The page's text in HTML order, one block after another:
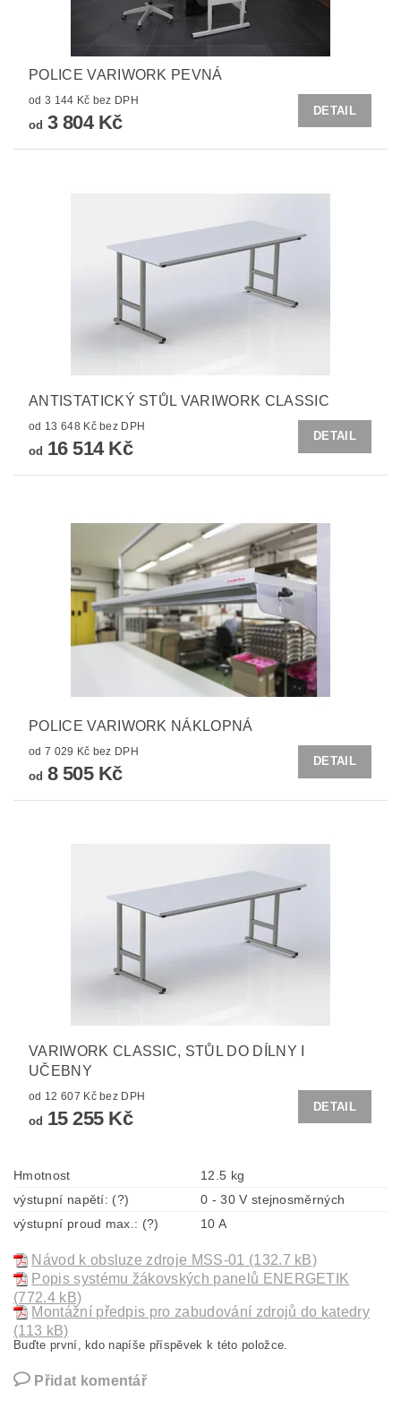
POLICE VARIWORK PEVNÁ
od 3 144 Kč bez DPH
od 3 804 Kč
DETAIL
ANTISTATICKÝ STŮL VARIWORK CLASSIC
od 13 648 Kč bez DPH
od 16 514 Kč
DETAIL
POLICE VARIWORK NÁKLOPNÁ
od 7 029 Kč bez DPH
od 8 505 Kč
DETAIL
VARIWORK CLASSIC, STŮL DO DÍLNY I
UČEBNY
od 12 607 Kč bez DPH
od 15 255 Kč
DETAIL
Hmotnost
12.5 kg
výstupní napětí: (?)
0 - 30 V stejnosměrných
výstupní proud max.: (?)
10 A
Návod k obsluze zdroje MSS-01 (132.7 kB)
Popis systému žákovských panelů ENERGETIK
(772.4 kB)
Montážní předpis pro zabudování zdrojů do katedry
(113 kB)
Buďte první, kdo napíše příspěvek k této položce.
Přidat komentář